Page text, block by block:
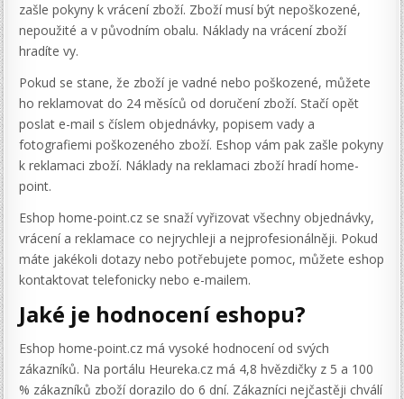
zašle pokyny k vrácení zboží. Zboží musí být nepoškozené,
nepoužité a v původním obalu. Náklady na vrácení zboží
hradíte vy.
Pokud se stane, že zboží je vadné nebo poškozené, můžete
ho reklamovat do 24 měsíců od doručení zboží. Stačí opět
poslat e-mail s číslem objednávky, popisem vady a
fotografiemi poškozeného zboží. Eshop vám pak zašle pokyny
k reklamaci zboží. Náklady na reklamaci zboží hradí home-
point.
Eshop home-point.cz se snaží vyřizovat všechny objednávky,
vrácení a reklamace co nejrychleji a nejprofesionálněji. Pokud
máte jakékoli dotazy nebo potřebujete pomoc, můžete eshop
kontaktovat telefonicky nebo e-mailem.
Jaké je hodnocení eshopu?
Eshop home-point.cz má vysoké hodnocení od svých
zákazníků. Na portálu Heureka.cz má 4,8 hvězdičky z 5 a 100
% zákazníků zboží dorazilo do 6 dní. Zákazníci nejčastěji chválí